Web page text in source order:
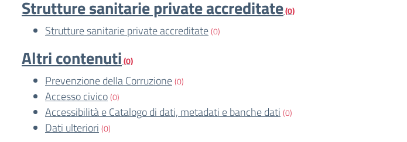
Strutture sanitarie private accreditate(0)
Strutture sanitarie private accreditate(0)
Altri contenuti(0)
Prevenzione della Corruzione(0)
Accesso civico(0)
Accessibilità e Catalogo di dati, metadati e banche dati (0)
Dati ulteriori (0)